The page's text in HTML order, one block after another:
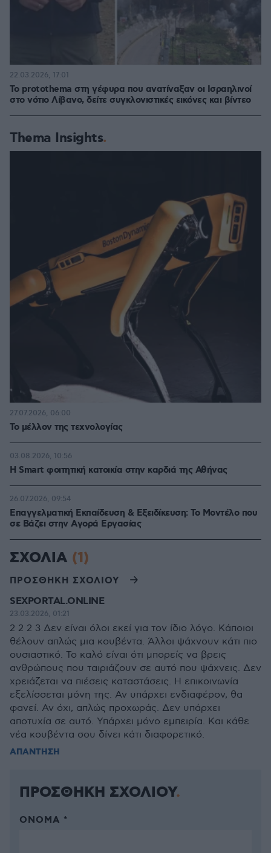
Το protothema στη γέφυρα που ανατίναξαν οι Ισραηλινοί
στο νότιο Λίβανο, δείτε συγκλονιστικές εικόνες και βίντεο
22.03.2026, 17:01
Thema Insights
Το μέλλον της τεχνολογίας
27.07.2026, 06:00
Η Smart φοιτητική κατοικία στην καρδιά της Αθήνας
03.08.2026, 10:56
Επαγγελματική Εκπαίδευση & Εξειδίκευση: Το Mοντέλο που
σε Bάζει στην Aγορά Eργασίας
26.07.2026, 09:54
ΣΧΟΛΙΑ (1)
ΠΡΟΣΘΗΚΗ ΣΧΟΛΙΟΥ
SEXPORTAL.ONLINE
23.03.2026, 01:21
2 2 2 3 Δεν είναι όλοι εκεί για τον ίδιο λόγο. Κάποιοι
θέλουν απλώς μια κουβέντα. Άλλοι ψάχνουν κάτι πιο
ουσιαστικό. Το καλό είναι ότι μπορείς να βρεις
ανθρώπους που ταιριάζουν σε αυτό που ψάχνεις. Δεν
χρειάζεται να πιέσεις καταστάσεις. Η επικοινωνία
εξελίσσεται μόνη της. Αν υπάρχει ενδιαφέρον, θα
φανεί. Αν όχι, απλώς προχωράς. Δεν υπάρχει
αποτυχία σε αυτό. Υπάρχει μόνο εμπειρία. Και κάθε
νέα κουβέντα σου δίνει κάτι διαφορετικό.
ΑΠΑΝΤΗΣΗ
ΠΡΟΣΘΗΚΗ ΣΧΟΛΙΟΥ
ΌΝΟΜΑ *